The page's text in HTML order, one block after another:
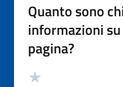
Quanto sono
informazioni
pagina?
Valutazione